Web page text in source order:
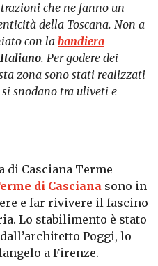
che ne fanno un
della Toscana. Non a
con la bandiera
. Per godere dei
zona sono stati realizzati
snodano tra uliveti e
di Casciana Terme
di Casciana sono in
e far rivivere il fascino
Lo stabilimento è stato
Poggi, lo
a Firenze.